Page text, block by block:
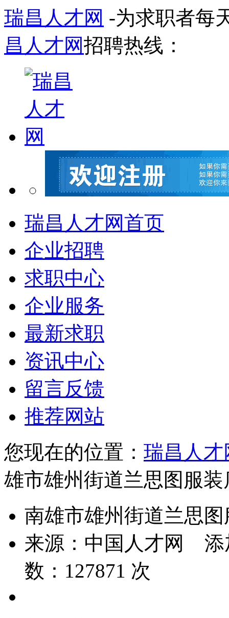
瑞昌人才网 -为求职者每
昌人才网招聘热线：
瑞昌人才网首页
企业招聘
求职中心
企业服务
最新求职
资讯中心
留言反馈
推荐网站
您现在的位置： 瑞昌人才
雄市雄州街道兰思图服
南雄市雄州街道兰思
来源： 中国人才网
添
数： 127871 次